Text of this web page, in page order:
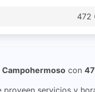
472
con
servicios y